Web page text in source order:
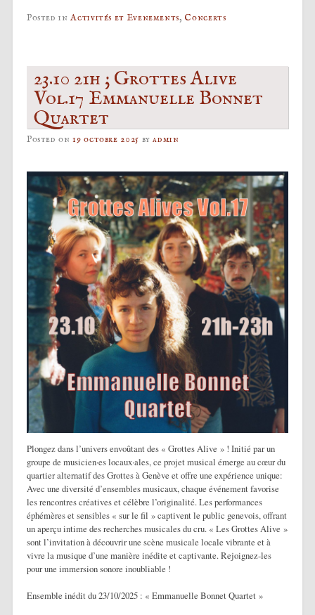
Posted inActivités et Evenements, Concerts
23.10 21h ; Grottes Alive
Vol.17 Emmanuelle Bonnet
Quartet
Posted on19 octobre 2025 byadmin
Plongez dans l’univers envoûtant des « Grottes Alive » ! Initié par un
groupe de musicien·es locaux·ales, ce projet musical émerge au cœur du
quartier alternatif des Grottes à Genève et offre une expérience unique:
Avec une diversité d’ensembles musicaux, chaque événement favorise
les rencontres créatives et célèbre l’originalité. Les performances
éphémères et sensibles « sur le fil » captivent le public genevois, offrant
un aperçu intime des recherches musicales du cru. « Les Grottes Alive »
sont l’invitation à découvrir une scène musicale locale vibrante et à
vivre la musique d’une manière inédite et captivante. Rejoignez-les
pour une immersion sonore inoubliable !
Ensemble inédit du 23/10/2025 : « Emmanuelle Bonnet Quartet »